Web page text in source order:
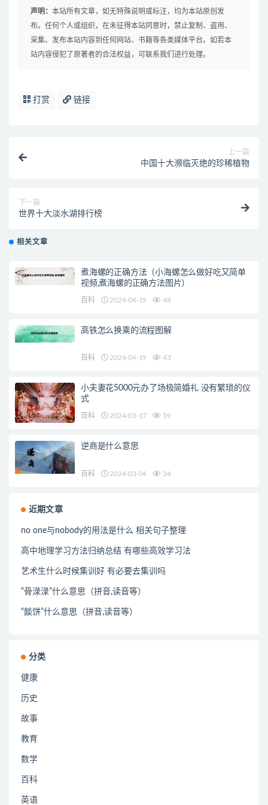
声明： 本站所有文章，如无特殊说明或标注，均为本站原创发
布。任何个人或组织，在未征得本站同意时，禁止复制、盗用、
采集、发布本站内容到任何网站、书籍等各类媒体平台。如若本
站内容侵犯了原著者的合法权益，可联系我们进行处理。
打赏 链接
上一篇
中国十大濒临灭绝的珍稀植物
下一篇
世界十大淡水湖排行榜
相关文章
煮海螺的正确方法（小海螺怎么做好吃又简单
视频,煮海螺的正确方法图片）
百科 2024-04-19 48
高铁怎么换乘的流程图解
百科 2024-04-19 43
小夫妻花5000元办了场极简婚礼 没有繁琐的仪
式
百科 2024-03-17 59
逆商是什么意思
百科 2024-03-04 34
近期文章
no one与nobody的用法是什么 相关句子整理
高中地理学习方法归纳总结 有哪些高效学习法
艺术生什么时候集训好 有必要去集训吗
“骨渌渌”什么意思（拼音,读音等）
“餤饼”什么意思（拼音,读音等）
分类
健康
历史
故事
教育
数学
百科
英语